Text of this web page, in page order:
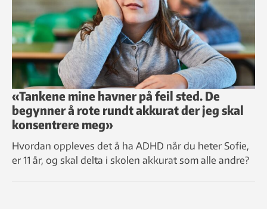
«Tankene mine havner på feil sted. De
begynner å rote rundt akkurat der jeg skal
konsentrere meg»
Hvordan oppleves det å ha ADHD når du heter Sofie,
er 11 år, og skal delta i skolen akkurat som alle andre?